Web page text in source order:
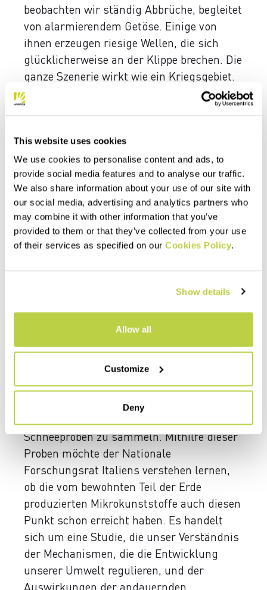
This website uses cookies
We use cookies to personalise content and ads, to
provide social media features and to analyse our traffic.
We also share information about your use of our site with
our social media, advertising and analytics partners who
may combine it with other information that you’ve
provided to them or that they’ve collected from your use
of their services as specified on our Cookies Policy.
Show details
Allow all
Customize
Deny
beobachten wir ständig Abbrüche, begleitet
von alarmierendem Getöse. Einige von
ihnen erzeugen riesige Wellen, die sich
glücklicherweise an der Klippe brechen. Die
ganze Szenerie wirkt wie ein Kriegsgebiet.
Und jetzt regnet es draußen leicht. Ich
erhitze etwas Wasser mit meinem Jetboil-
die kochend heiß wird. Ich lege sie in
meinen Schlafsack mit all der feuchten
Kleidung, die ich über Nacht darin
aufbewahren werde. Alles wird wie
erwartet trocken, aber ich schlafe nicht
viel: Ich fürchte, von den Wellen weggefegt
zu werden – in meinen Augen
. Wir sind früh aufgebrochen.
Schnee unbeständig. Der Gipfel über uns
scheint von schwachen Sonnenstrahlen
beleuchtet zu sein, aber unser Ziel lautet
nicht, ihn zu erreichen, sondern
herauszufinden, was es im Tal dahinter zu
Schneeproben zu sammeln. Mithilfe dieser
Proben möchte der Nationale
Forschungsrat Italiens verstehen lernen,
ob die vom bewohnten Teil der Erde
produzierten Mikrokunststoffe auch diesen
Punkt schon erreicht haben. Es handelt
sich um eine Studie, die unser Verständnis
der Mechanismen, die die Entwicklung
unserer Umwelt regulieren, und der
Auswirkungen der andauernden